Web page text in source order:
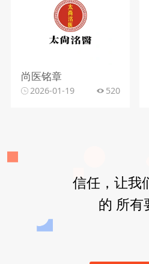
尚医铭章
2026-01-19 520
信任，让我
的 所有